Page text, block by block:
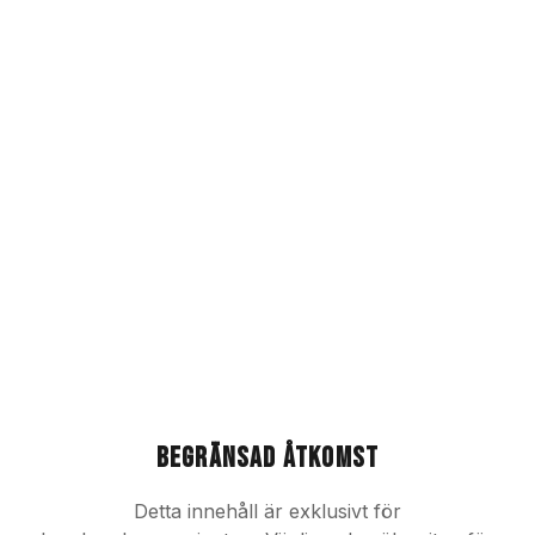
Begränsad åtkomst
Detta innehåll är exklusivt för